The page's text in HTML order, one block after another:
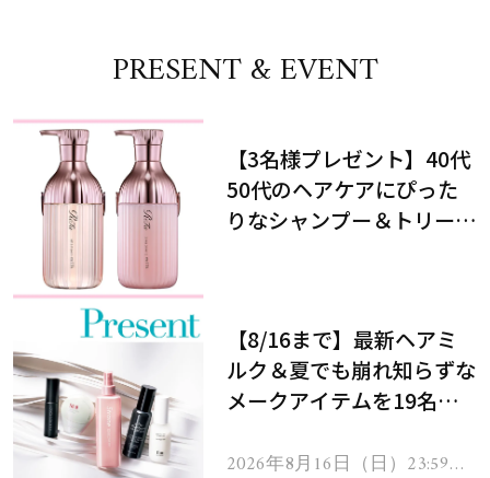
PRESENT & EVENT
【3名様プレゼント】40代
50代のヘアケアにぴった
りなシャンプー＆トリート
【8/16まで】最新ヘアミ
ルク＆夏でも崩れ知らずな
メークアイテムを19名様
2026年8月16日（日）23:59ま